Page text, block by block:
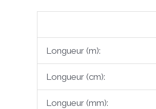
Longueur (m):
Longueur (cm):
Longueur (mm):